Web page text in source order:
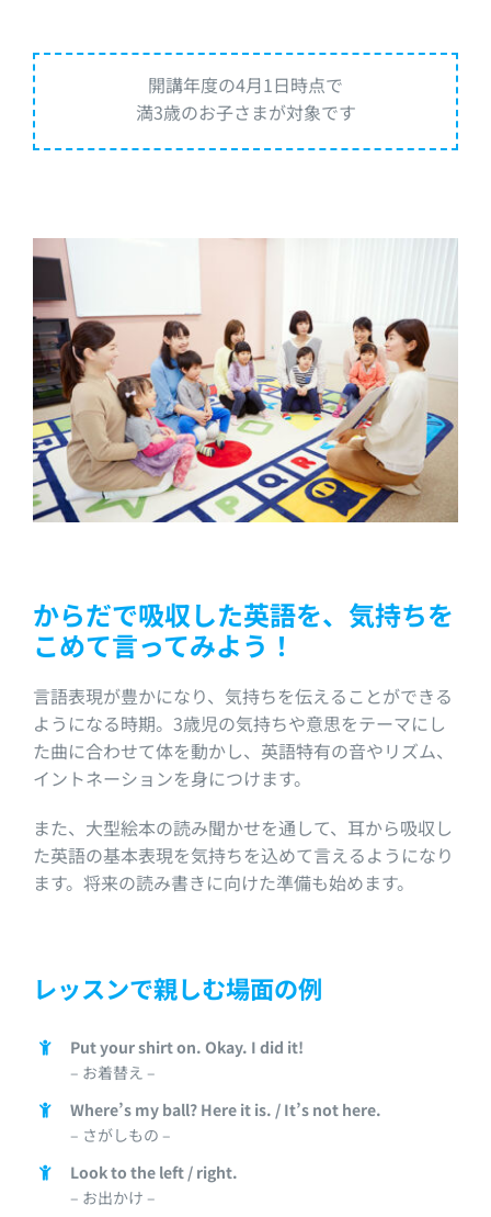
開講年度の4月1日時点で
満3歳のお子さまが対象です
からだで吸収した英語を、気持ちを
こめて言ってみよう！
言語表現が豊かになり、気持ちを伝えることができる
ようになる時期。3歳児の気持ちや意思をテーマにし
た曲に合わせて体を動かし、英語特有の音やリズム、
イントネーションを身につけます。
また、大型絵本の読み聞かせを通して、耳から吸収し
た英語の基本表現を気持ちを込めて言えるようになり
ます。将来の読み書きに向けた準備も始めます。
レッスンで親しむ場面の例
Put your shirt on. Okay. I did it!
– お着替え –
Where’s my ball? Here it is. / It’s not here.
– さがしもの –
Look to the left / right.
– お出かけ –